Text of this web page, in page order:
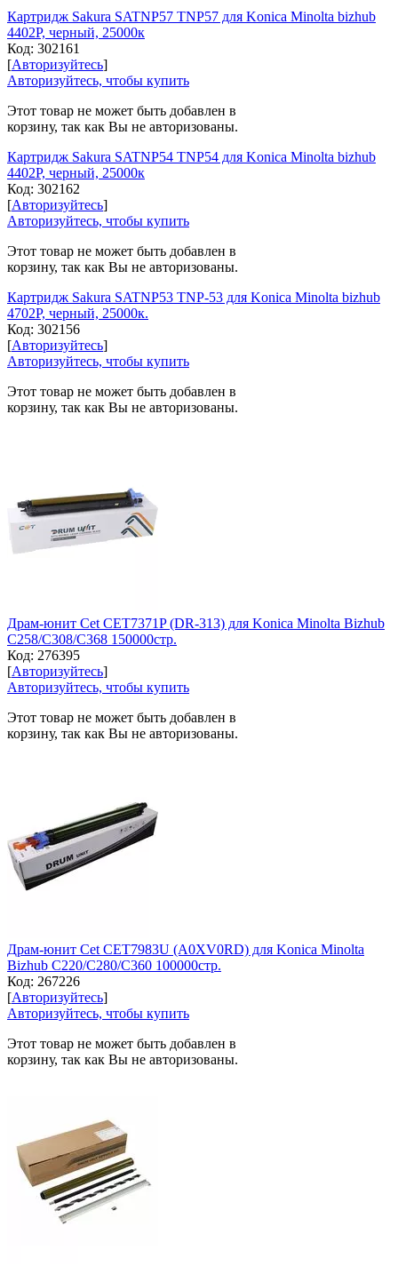
Картридж Sakura SATNP57 TNP57 для Konica Minolta bizhub
4402P, черный, 25000к
Код: 302161
[Авторизуйтесь]
Авторизуйтесь, чтобы купить
Этот товар не может быть добавлен в
корзину, так как Вы не авторизованы.
Картридж Sakura SATNP54 TNP54 для Konica Minolta bizhub
4402P, черный, 25000к
Код: 302162
[Авторизуйтесь]
Авторизуйтесь, чтобы купить
Этот товар не может быть добавлен в
корзину, так как Вы не авторизованы.
Картридж Sakura SATNP53 TNP-53 для Konica Minolta bizhub
4702P, черный, 25000к.
Код: 302156
[Авторизуйтесь]
Авторизуйтесь, чтобы купить
Этот товар не может быть добавлен в
корзину, так как Вы не авторизованы.
Драм-юнит Cet CET7371P (DR-313) для Konica Minolta Bizhub
C258/C308/C368 150000стр.
Код: 276395
[Авторизуйтесь]
Авторизуйтесь, чтобы купить
Этот товар не может быть добавлен в
корзину, так как Вы не авторизованы.
Драм-юнит Cet CET7983U (A0XV0RD) для Konica Minolta
Bizhub C220/C280/C360 100000стр.
Код: 267226
[Авторизуйтесь]
Авторизуйтесь, чтобы купить
Этот товар не может быть добавлен в
корзину, так как Вы не авторизованы.